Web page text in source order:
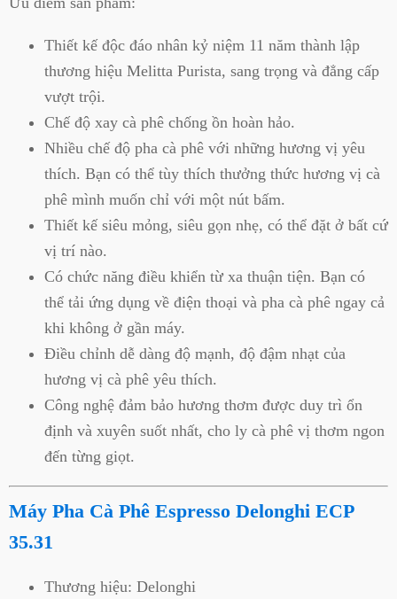
Thiết kế độc đáo nhân kỷ niệm 11 năm thành lập
thương hiệu Melitta Purista, sang trọng và đẳng cấp
vượt trội.
Chế độ xay cà phê chống ồn hoàn hảo.
Nhiều chế độ pha cà phê với những hương vị yêu
thích. Bạn có thể tùy thích thưởng thức hương vị cà
phê mình muốn chỉ với một nút bấm.
Thiết kế siêu mỏng, siêu gọn nhẹ, có thể đặt ở bất cứ
vị trí nào.
Có chức năng điều khiển từ xa thuận tiện. Bạn có
thể tải ứng dụng về điện thoại và pha cà phê ngay cả
khi không ở gần máy.
Điều chỉnh dễ dàng độ mạnh, độ đậm nhạt của
hương vị cà phê yêu thích.
Công nghệ đảm bảo hương thơm được duy trì ổn
định và xuyên suốt nhất, cho ly cà phê vị thơm ngon
đến từng giọt.
Máy Pha Cà Phê Espresso Delonghi ECP
35.31
Thương hiệu: Delonghi